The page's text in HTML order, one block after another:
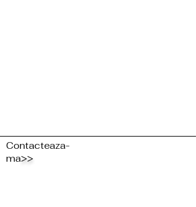
Contacteaza-
ma>>